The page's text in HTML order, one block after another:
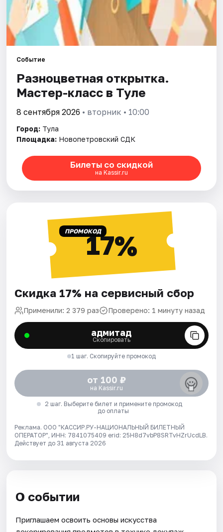
Событие
Разноцветная открытка.
Мастер-класс в Туле
8 сентября 2026 • вторник • 10:00
Город: Тула
Площадка: Новопетровский СДК
Билеты со скидкой
на Kassir.ru
ПРОМОКОД17%
Скидка 17% на сервисный сбор
Применили: 2 379 раз Проверено: 1 минуту назад
адмитад
Скопировать
1 шаг. Скопируйте промокод
от 100 ₽
на Kassir.ru
2 шаг. Выберите билет и примените промокод
до оплаты
Реклама. ООО "КАССИР.РУ-НАЦИОНАЛЬНЫЙ БИЛЕТНЫЙ
ОПЕРАТОР", ИНН: 7841075409 erid: 25H8d7vbP8SRTvHZrUcdLB.
Действует до 31 августа 2026
О событии
Приглашаем освоить основы искусства